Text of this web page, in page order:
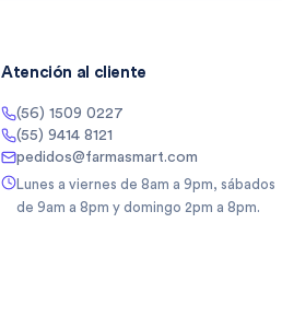
Atención al cliente
(56) 1509 0227
(55) 9414 8121
pedidos@farmasmart.com
Lunes a viernes de 8am a 9pm, sábados
de 9am a 8pm y domingo 2pm a 8pm.